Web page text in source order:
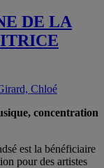
DE LA
Chloé
concentration
est la bénéficiaire
pour des artistes